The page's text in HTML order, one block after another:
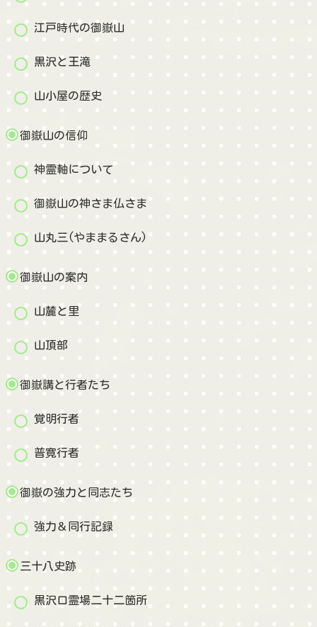
江戸時代の御嶽山
黒沢と王滝
山小屋の歴史
御嶽山の信仰
神霊軸について
御嶽山の神さま仏さま
山丸三(やままるさん)
御嶽山の案内
山麓と里
山頂部
御嶽講と行者たち
覚明行者
普寛行者
御嶽の強力と同志たち
強力＆同行記録
三十八史跡
黒沢口霊場二十二箇所